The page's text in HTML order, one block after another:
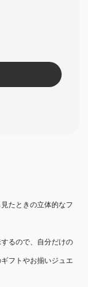
たときの立体的なフ
るので、自分だけの
フトやお揃いジュエ